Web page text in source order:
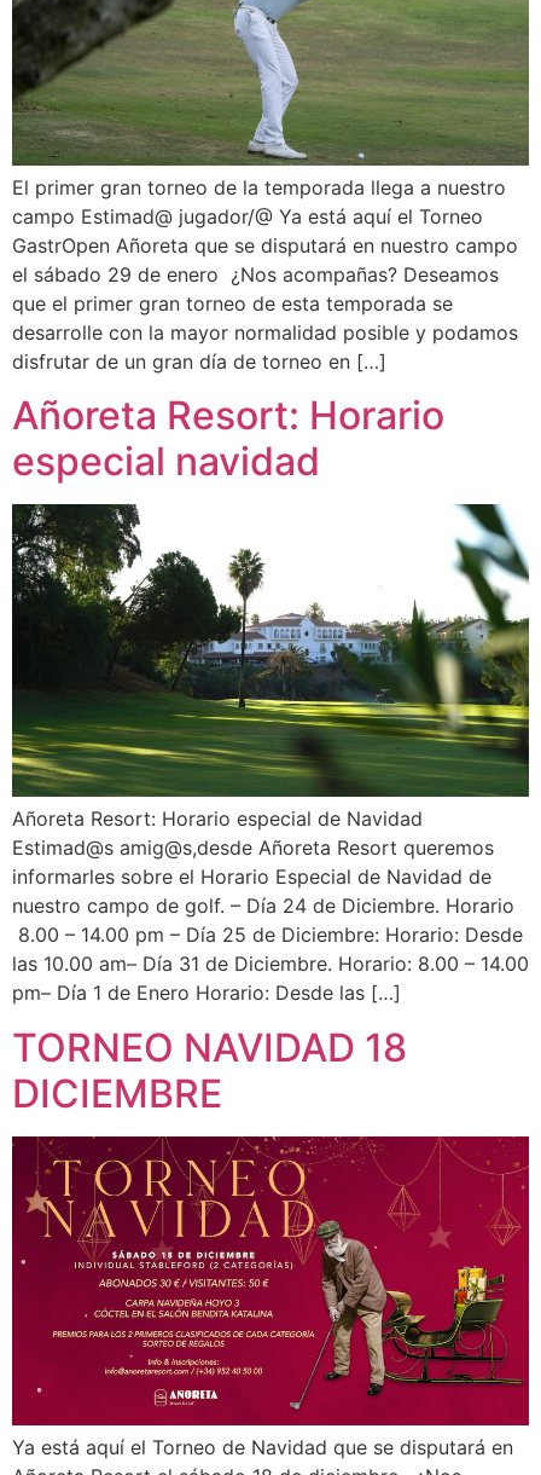
El primer gran torneo de la temporada llega a nuestro
campo Estimad@ jugador/@ Ya está aquí el Torneo
GastrOpen Añoreta que se disputará en nuestro campo
el sábado 29 de enero ¿Nos acompañas? Deseamos
que el primer gran torneo de esta temporada se
desarrolle con la mayor normalidad posible y podamos
disfrutar de un gran día de torneo en […]
Añoreta Resort: Horario
especial navidad
Añoreta Resort: Horario especial de Navidad
Estimad@s amig@s,desde Añoreta Resort queremos
informarles sobre el Horario Especial de Navidad de
nuestro campo de golf. – Día 24 de Diciembre. Horario
8.00 – 14.00 pm – Día 25 de Diciembre: Horario: Desde
las 10.00 am– Día 31 de Diciembre. Horario: 8.00 – 14.00
pm– Día 1 de Enero Horario: Desde las […]
TORNEO NAVIDAD 18
DICIEMBRE
Ya está aquí el Torneo de Navidad que se disputará en